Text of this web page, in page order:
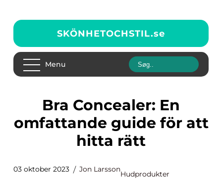
SKÖNHETOCHSTIL.se
Menu
Bra Concealer: En
omfattande guide för att
hitta rätt
03 oktober 2023 Jon Larsson
Hudprodukter